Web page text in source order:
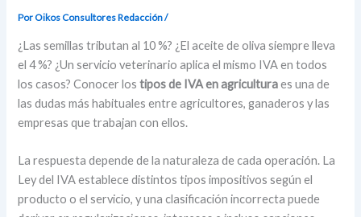
Por Oikos ConsultoresRedacción/
¿Las semillas tributan al 10 %? ¿El aceite de oliva siempre lleva
el 4 %? ¿Un servicio veterinario aplica el mismo IVA en todos
los casos? Conocer lostipos de IVA en agriculturaes una de
las dudas más habituales entre agricultores, ganaderos y las
empresas que trabajan con ellos.
La respuesta depende de la naturaleza de cada operación. La
Ley del IVA establece distintos tipos impositivos según el
producto o el servicio, y una clasificación incorrecta puede